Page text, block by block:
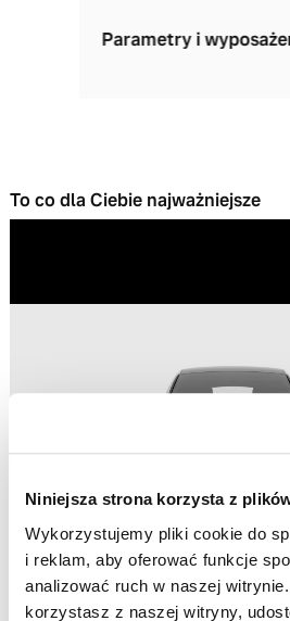
Niniejsza strona korzysta z
Wykorzystujemy pliki cookie do
i reklam, aby oferować funkcje
analizować ruch w naszej
korzystasz z naszej witryny,
Parametry i
To co dla Ciebie najważniejsze